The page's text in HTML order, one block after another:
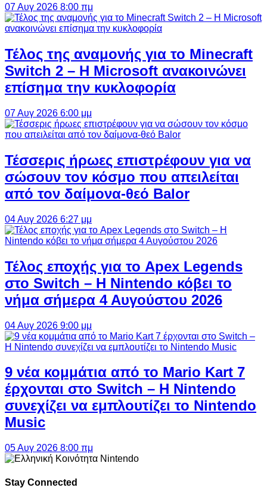
07 Αυγ 2026 8:00 πμ
Τέλος της αναμονής για το Minecraft
Switch 2 – Η Microsoft ανακοινώνει
επίσημα την κυκλοφορία
07 Αυγ 2026 6:00 μμ
Τέσσερις ήρωες επιστρέφουν για να
σώσουν τον κόσμο που απειλείται
από τον δαίμονα-θεό Balor
04 Αυγ 2026 6:27 μμ
Τέλος εποχής για το Apex Legends
στο Switch – Η Nintendo κόβει το
νήμα σήμερα 4 Αυγούστου 2026
04 Αυγ 2026 9:00 μμ
9 νέα κομμάτια από το Mario Kart 7
έρχονται στο Switch – Η Nintendo
συνεχίζει να εμπλουτίζει το Nintendo
Music
05 Αυγ 2026 8:00 πμ
Stay Connected